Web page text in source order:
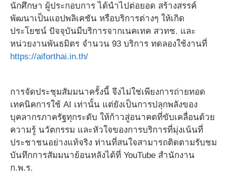
นักศึกษา ผู้ประกอบการ ได้นำไปต่อยอด สร้างสรรค์
พัฒนาเป็นแอปพลิเคชัน หรือบริการต่างๆ ให้เกิด
ประโยชน์ ปัจจุบันมีบริการจากเนคเทค สวทช. และ
หน่วยงานพันธมิตร จำนวน 93 บริการ ทดลองใช้งานที่
https://aiforthai.in.th/
การจัดประชุมสัมมนาครั้งนี้ จึงไม่ใช่เพียงการถ่ายทอด
เทคนิคการใช้ AI เท่านั้น แต่ยังเป็นการปลุกพลังของ
บุคลากรภาครัฐทุกระดับ ให้ก้าวสู่อนาคตที่ขับเคลื่อนด้วย
ความรู้ นวัตกรรม และหัวใจของการบริการที่มุ่งเน้นที่
ประชาชนอย่างแท้จริง ท่านที่สนใจสามารถติดตามรับชม
บันทึกการสัมมนาย้อนหลังได้ที่ YouTube สำนักงาน
ก.พ.ร.